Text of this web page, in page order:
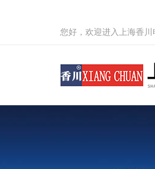
您好，欢迎进入上海香川